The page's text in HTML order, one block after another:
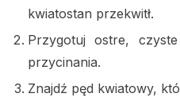
kwiatostan przekwitł.
Przygotuj ostre,
przycinania.
Znajdź pęd kwiatowy,